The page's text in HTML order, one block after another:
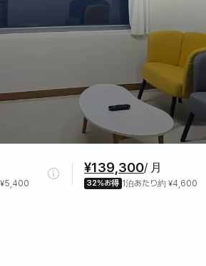
¥5,400
¥139,300/ 月
32%お得 1泊あたり約 ¥4,600